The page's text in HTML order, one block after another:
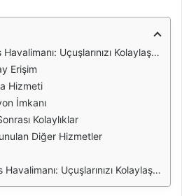
Uçuşlarınızı Kolaylaştırın
Erişim
Hizmeti
İmkanı
Kolaylıklar
Diğer Hizmetler
Uçuşlarınızı Kolaylaştırın